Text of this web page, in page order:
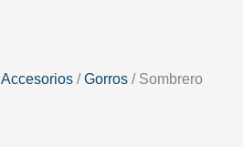
Accesorios /Gorros / Sombrero